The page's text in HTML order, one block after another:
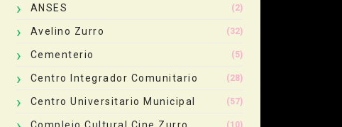
ANSES (2)
Avelino Zurro (32)
Cementerio (5)
Centro Integrador Comunitario (28)
Centro Universitario Municipal (57)
(10)